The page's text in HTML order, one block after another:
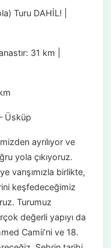
Turu DAHİL! |
31 km |
Üsküp
ayrılıyor ve
yola çıkıyoruz.
varışımızla birlikte,
keşfedeceğimiz
Turumuz
değerli yapıyı da
Camii’ni ve 18.